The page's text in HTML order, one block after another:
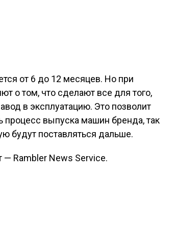
от 6 до 12 месяцев. Но при
о том, что сделают все для того,
в эксплуатацию. Это позволит
процесс выпуска машин бренда, так
будут поставляться дальше.
— Rambler News Service.